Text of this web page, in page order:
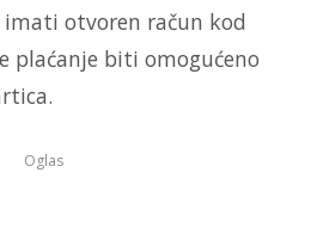
otvoren račun kod
plaćanje biti omogućeno
Oglas